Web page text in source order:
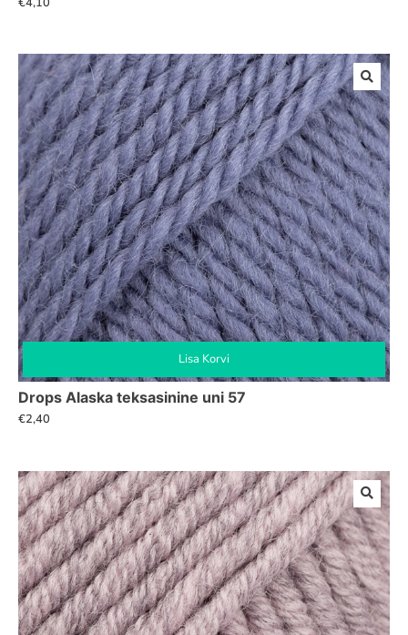
Lisa Korvi
Drops Alaska teksasinine uni 57
€2,40